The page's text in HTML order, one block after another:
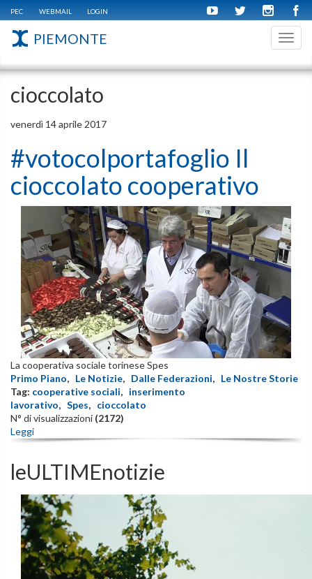
PEC WEBMAIL LOGIN
PIEMONTE
cioccolato
venerdì 14 aprile 2017
#votocolportafoglio Il
cioccolato cooperativo
La cooperativa sociale torinese Spes
Primo Piano, Le Notizie, Dalle Federazioni, Le Nostre Storie
Tag: cooperative sociali, inserimento
lavorativo, Spes, cioccolato
N° di visualizzazioni (2172)
Leggi
leULTIMEnotizie